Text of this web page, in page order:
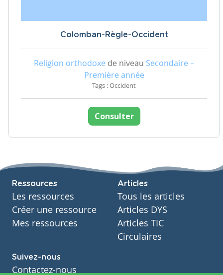
Colomban-Règle-Occident
Religion orthodoxe de niveau Secondaire –
Première année
Tags : Occident
Consulter
Ressources
Les ressources
Créer une ressource
Mes ressources
Articles
Tous les articles
Articles DYS
Articles TIC
Circulaires
Suivez-nous
Contactez-nous